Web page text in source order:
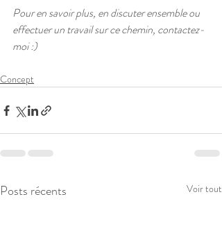
Pour en savoir plus, en discuter ensemble ou
effectuer un travail sur ce chemin, contactez-
moi :)
Concept
Posts récents Voir tout